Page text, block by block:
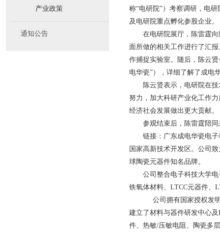
产业政策
通知公告
称“电研院”）考察调研，电
及电研院重点孵化参股企业。
在电研院展厅，陈雷霆
面所做的相关工作进行了汇
作捕捉实验室。随后，陈云
电华瓷”），详细了解了成电
陈云贤表示，电研院在
努力，加大科研产业化工作
经济社会发展做出更大贡献。
参观结束后，陈雷霆陪
链接：广东成电华瓷电
国家高新技术开发区。公司
球陶瓷元器件知名品牌。
公司整合电子科技大学
铁氧体材料、LTCC元器件、
公司拥有国家授权发明
建立了材料与器件研发中心
件、热敏/压敏电阻、陶瓷多